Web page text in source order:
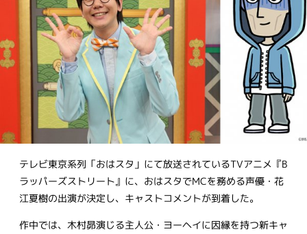
テレビ東京系列「おはスタ」にて放送されているTVアニメ『B
ラッパーズストリート』に、おはスタでMCを務める声優・花
江夏樹の出演が決定し、キャストコメントが到着した。
作中では、木村昴演じる主人公・ヨーヘイに因縁を持つ新キャ